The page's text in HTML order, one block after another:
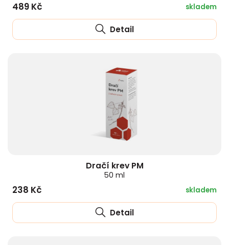
489 Kč skladem
Detail
Dračí krev PM
50 ml
238 Kč skladem
Detail